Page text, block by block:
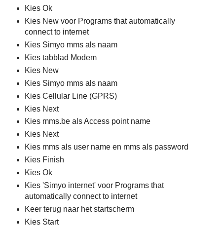
Kies Ok
Kies New voor Programs that automatically
connect to internet
Kies Simyo mms als naam
Kies tabblad Modem
Kies New
Kies Simyo mms als naam
Kies Cellular Line (GPRS)
Kies Next
Kies mms.be als Access point name
Kies Next
Kies mms als user name en mms als password
Kies Finish
Kies Ok
Kies 'Simyo internet' voor Programs that
automatically connect to internet
Keer terug naar het startscherm
Kies Start